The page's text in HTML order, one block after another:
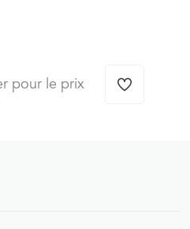
pour le prix